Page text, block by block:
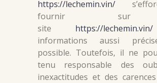
https://lechemin.vin/
fournir
site https://lechemin.vin/
informations aussi
possible. Toutefois, il ne
tenu responsable des
inexactitudes et des